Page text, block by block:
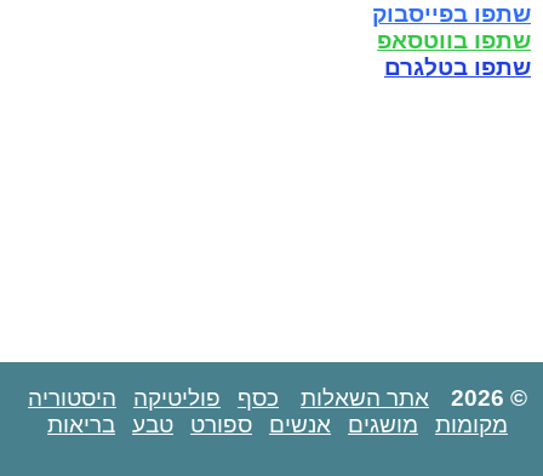
שתפו בפייסבוק
שתפו בווטסאפ
שתפו בטלגרם
© 2026 אתר השאלות כסף פוליטיקה
היסטוריה
מקומות
מושגים אנשים ספורט טבע בריאות